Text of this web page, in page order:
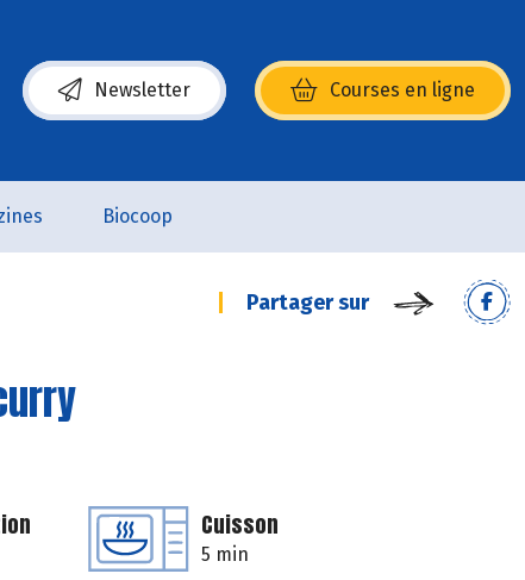
Newsletter Courses en ligne
(s’ouvre dans une nouvelle fenêtre)
Biocoop
Partager sur
Cuisson
5 min